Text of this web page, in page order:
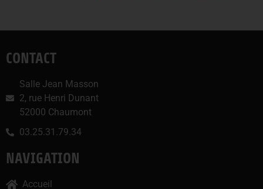
CONTACT
Salle Jean Masson
2, rue Henri Dunant
52000 Chaumont
03.25.31.79.34
NAVIGATION
Accueil